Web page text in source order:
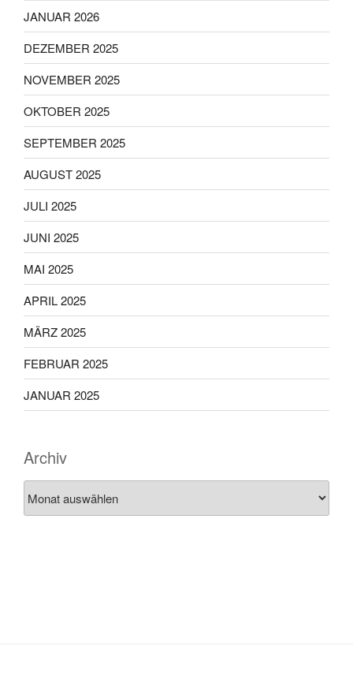
JANUAR 2026
DEZEMBER 2025
NOVEMBER 2025
OKTOBER 2025
SEPTEMBER 2025
AUGUST 2025
JULI 2025
JUNI 2025
MAI 2025
APRIL 2025
MÄRZ 2025
FEBRUAR 2025
JANUAR 2025
Archiv